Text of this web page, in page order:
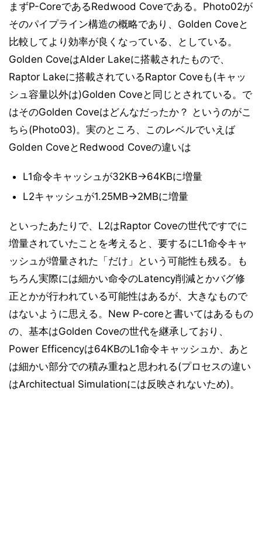
まずP-CoreであるRedwood Coveである。Photo02が
そのパイプライン構造の概略であり、Golden Coveと
比較してより効率が良くなっている、としている。
Golden CoveはAlder Lakeに搭載されたもので、
Raptor Lakeに搭載されているRaptor Coveも(キャッ
シュ容量以外は)Golden Coveと同じとされている。で
はそのGolden Coveはどんなだったか？ というのがこ
ちら(Photo03)。実のところ、このレベルでいえば
Golden CoveとRedwood Coveの違いは
L1命令キャッシュが32KB→64KBに増量
L2キャッシュが1.25MB→2MBに増量
といったあたりで、L2はRaptor Coveの世代ですでに
増量されていたことを考えると、要するにL1命令キャ
ッシュが増量された「だけ」という可能性も残る。も
ちろん実際には細かい命令のLatency削減とかバグ修
正とかが行われている可能性はあるが、大きなもので
はないように思える。New P-coreと書いてはあるもの
の、基本はGolden Coveの世代を継承しており、
Power Efficencyは64KBのL1命令キャッシュか、あと
は細かい部分での積み重ねと思われる(プロセスの違い
はArchitectual Simulationには反映されないため)。